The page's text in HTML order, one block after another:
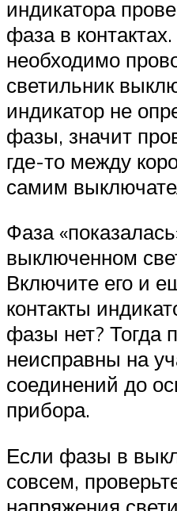
индикатора
фаза в
необходимо
светильник
индикатор не
фазы, значит
где-то между
самим
Фаза
выключенном
Включите его и
контакты
фазы нет? Тогда
неисправны на
соединений до
прибора.
Если фазы в
совсем,